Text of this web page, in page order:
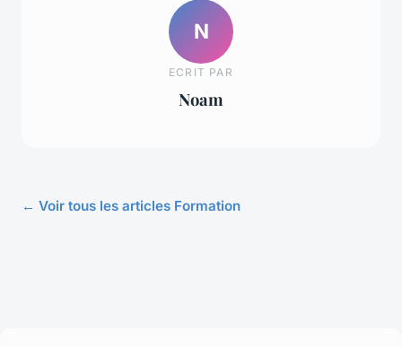
N
ECRIT PAR
Noam
← Voir tous les articles Formation